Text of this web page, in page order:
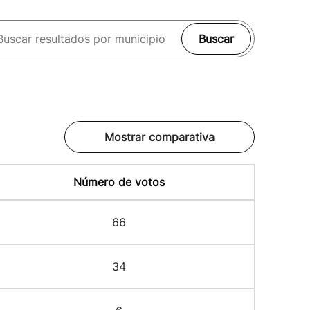
Buscar
Mostrar comparativa
Número de votos
66
34